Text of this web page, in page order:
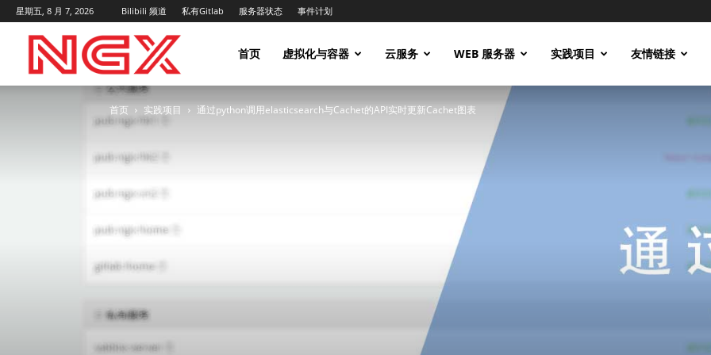
星期五, 8 月 7, 2026 Bilibili 频道 私有Gitlab 服务器状态 事件计划
Project
首页 虚拟化与容器 云服务 WEB 服务器 实践项目 友情链接
首页 实践项目 通过python调用elasticsearch与Cachet的API实时更新Cachet图表